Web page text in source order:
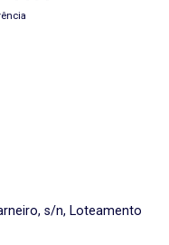
s/n, Loteamento